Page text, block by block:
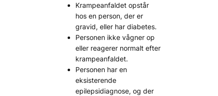
Krampeanfaldet opstår
hos en person, der er
gravid, eller har diabetes.
Personen ikke vågner op
eller reagerer normalt efter
krampeanfaldet.
Personen har en
eksisterende
epilepsidiagnose, og der